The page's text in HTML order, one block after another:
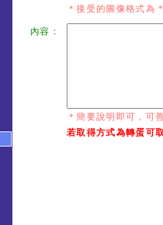
＊接受的圖像格式
內容：
＊簡要說明即可，可
若取得方式為轉蛋可